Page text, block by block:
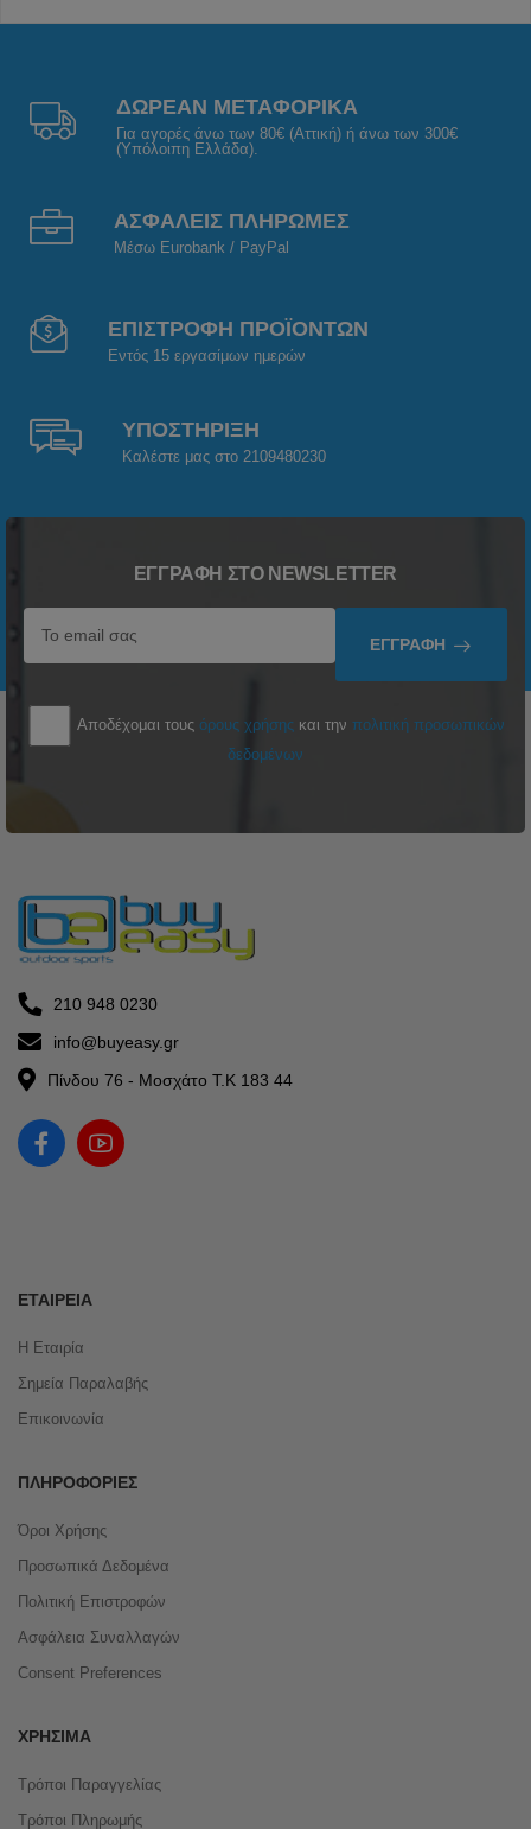
ΔΩΡΕΑΝ ΜΕΤΑΦΟΡΙΚΑ
Για αγορές άνω των 80€ (Αττική) ή άνω των 300€
(Υπόλοιπη Ελλάδα).
ΑΣΦΑΛΕΙΣ ΠΛΗΡΩΜΕΣ
Μέσω Eurobank / PayPal
ΕΠΙΣΤΡΟΦΗ ΠΡΟΪΟΝΤΩΝ
Εντός 15 εργασίμων ημερών
ΥΠΟΣΤΗΡΙΞΗ
Καλέστε μας στο 2109480230
ΕΓΓΡΑΦΉ ΣΤΟ NEWSLETTER
ΕΓΓΡΑΦΉ
Αποδέχομαι τους όρους χρήσης και την πολιτική προσωπικών
δεδομένων
210 948 0230
info@buyeasy.gr
Πίνδου 76 - Μοσχάτο Τ.Κ 183 44
ΕΤΑΙΡΕΊΑ
Η Εταιρία
Σημεία Παραλαβής
Επικοινωνία
ΠΛΗΡΟΦΟΡΊΕΣ
Όροι Χρήσης
Προσωπικά Δεδομένα
Πολιτική Επιστροφών
Ασφάλεια Συναλλαγών
Consent Preferences
ΧΡΉΣΙΜΑ
Τρόποι Παραγγελίας
Τρόποι Πληρωμής